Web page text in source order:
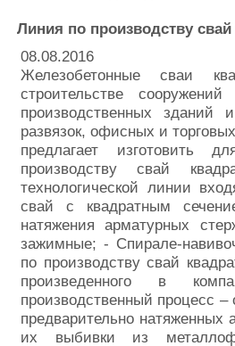
Линия по производству свай
08.08.2016
Железобетонные сваи
строительстве
производственных
развязок, офисных и
предлагает изготовить
производству свай
технологической линии
свай с квадратным
натяжения арматурных
зажимные; - Спирале-
по производству свай
произведенного в
производственный процесс –
предварительно
их выбивки из